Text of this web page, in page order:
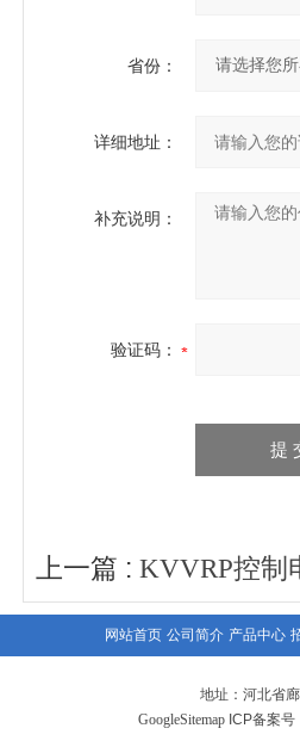
省份：
详细地址：
补充说明：
验证码：
上一篇 : KVVRP控制
网站首页 公司简介 产品中心
地址：河北省
GoogleSitemap ICP备案号